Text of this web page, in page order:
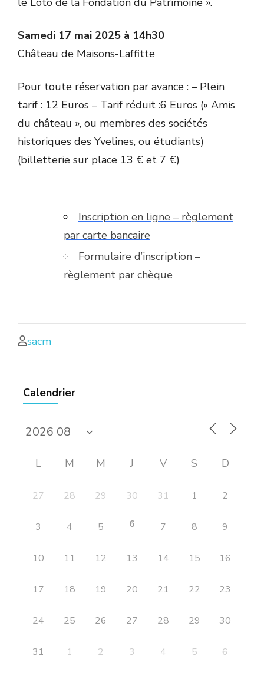
Samedi 17 mai 2025 à 14h30
Château de Maisons-Laffitte
Pour toute réservation par avance : – Plein
tarif : 12 Euros – Tarif réduit :6 Euros (« Amis
du château », ou membres des sociétés
historiques des Yvelines, ou étudiants)
(billetterie sur place 13 € et 7 €)
Inscription en ligne – règlement
par carte bancaire
Formulaire d’inscription –
règlement par chèque
sacm
Calendrier
L M M J V S D
27 28 29 30 31 1 2
3 4 5 6 7 8 9
10 11 12 13 14 15 16
17 18 19 20 21 22 23
24 25 26 27 28 29 30
31 1 2 3 4 5 6